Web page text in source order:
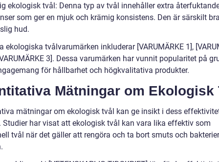
ekologisk tvål: Denna typ av tvål innehåller extra
som ger en mjuk och krämig konsistens. Den är särskilt
hud.
ekologiska tvålvarumärken inkluderar [VARUMÄRKE 1],
3]. Dessa varumärken har vunnit popularitet på
för hållbarhet och högkvalitativa produkter.
Mätningar om Ekologisk
mätningar om ekologisk tvål kan ge insikt i dess
Studier har visat att ekologisk tvål kan vara lika effektiv som
tvål när det gäller att rengöra och ta bort smuts och